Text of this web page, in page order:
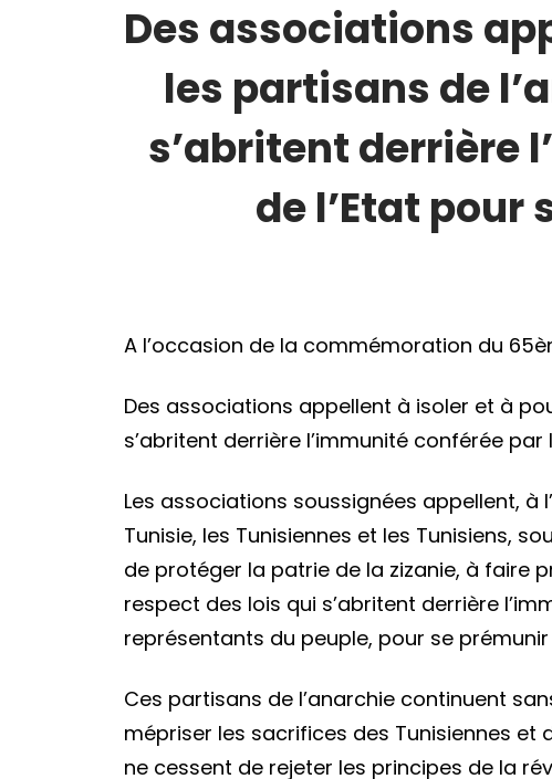
Des associations
les partisans de
s’abritent derrière
de l’Etat
A l’occasion de la commémoration du
Des associations appellent à isoler et à
s’abritent derrière l’immunité conférée
Les associations soussignées appellent,
Tunisie, les Tunisiennes et les Tunisiens,
de protéger la patrie de la zizanie, à faire
respect des lois qui s’abritent derrière
représentants du peuple, pour se
Ces partisans de l’anarchie continuent
mépriser les sacrifices des Tunisiennes et
ne cessent de rejeter les principes de la